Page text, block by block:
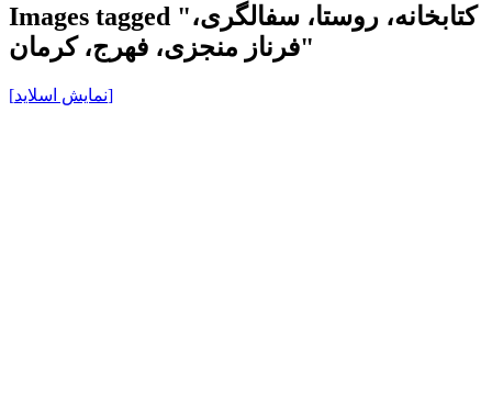
Images tagged "کتابخانه، روستا، سفالگری،
فرناز منجزی، فهرج، کرمان"
[نمایش اسلاید]